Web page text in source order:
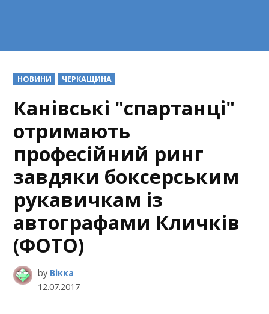
POSTED
IN
НОВИНИ ЧЕРКАЩИНА
Канівські "спартанці"
отримають
професійний ринг
завдяки боксерським
рукавичкам із
автографами Кличків
(ФОТО)
by Вікка
12.07.2017